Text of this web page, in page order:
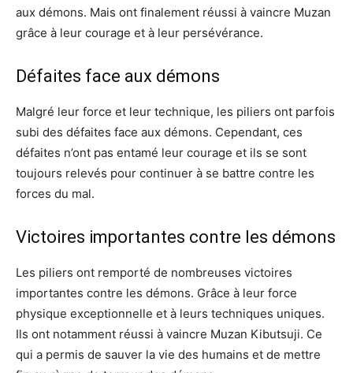
aux démons. Mais ont finalement réussi à vaincre Muzan
grâce à leur courage et à leur persévérance.
Défaites face aux démons
Malgré leur force et leur technique, les piliers ont parfois
subi des défaites face aux démons. Cependant, ces
défaites n’ont pas entamé leur courage et ils se sont
toujours relevés pour continuer à se battre contre les
forces du mal.
Victoires importantes contre les démons
Les piliers ont remporté de nombreuses victoires
importantes contre les démons. Grâce à leur force
physique exceptionnelle et à leurs techniques uniques.
Ils ont notamment réussi à vaincre Muzan Kibutsuji. Ce
qui a permis de sauver la vie des humains et de mettre